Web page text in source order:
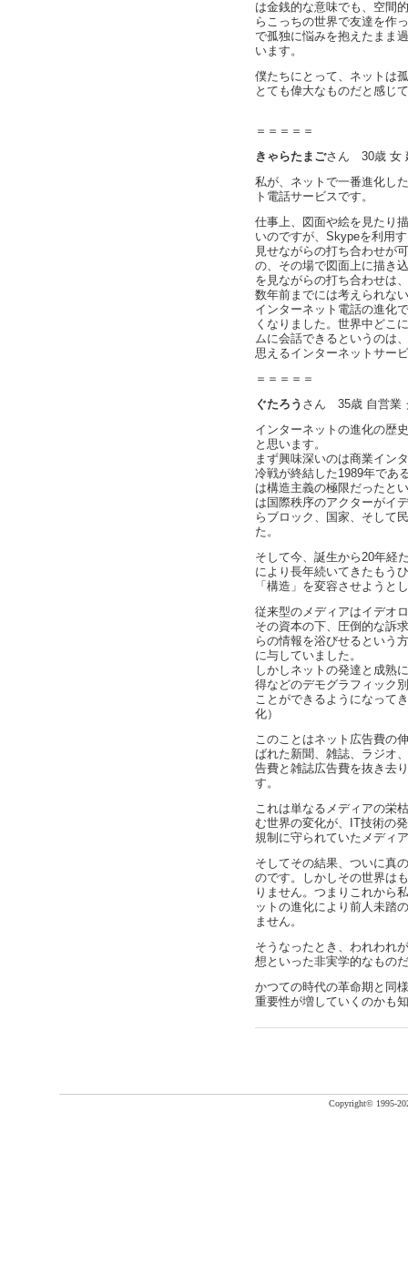
は金銭的な意味でも、空間
らこっちの世界で友達を作
で孤独に悩みを抱えたまま
います。
僕たちにとって、ネットは
とても偉大なものだと感じ
＝＝＝＝＝
きゃらたまごさん 30歳 女
私が、ネットで一番進化し
ト電話サービスです。
仕事上、図面や絵を見たり
いのですが、Skypeを利用
見せながらの打ち合わせが
の、その場で図面上に描き
を見ながらの打ち合わせは、
数年前までには考えられな
インターネット電話の進化
くなりました。世界中どこ
ムに会話できるというのは
思えるインターネットサー
＝＝＝＝＝
ぐたろう さん 35歳 自営業
インターネットの進化の歴
と思います。
まず興味深いのは商業イン
冷戦が終結した1989年であ
は構造主義の極限だったと
は国際秩序のアクターがイ
らブロック、国家、そして
た。
そして今、誕生から20年経
により長年続いてきたもう
「構造」を変容させようと
従来型のメディアはイデオ
その資本の下、圧倒的な訴
らの情報を浴びせるという
に与していました。
しかしネットの発達と成熟
得などのデモグラフィック
ことができるようになって
化）
このことはネット広告費の
ばれた新聞、雑誌、ラジオ
告費と雑誌広告費を抜き去
す。
これは単なるメディアの栄
む世界の変化が、IT技術の
規制に守られていたメディ
そしてその結果、ついに真
のです。しかしその世界は
りません。つまりこれから
ットの進化により前人未踏
ません。
そうなったとき、われわれ
想といった非実学的なもの
かつての時代の革命期と同
重要性が増していくのかも
Copyright© 1995-